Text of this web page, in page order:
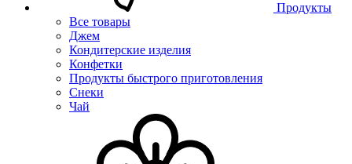
Продукты
Все товары
Джем
Кондитерские изделия
Конфетки
Продукты быстрого приготовления
Снеки
Чай